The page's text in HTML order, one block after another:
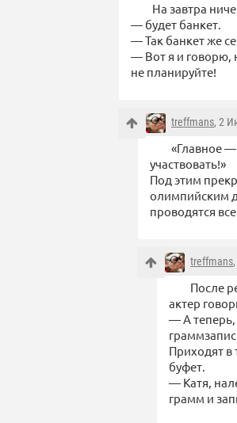
На завтра
— будет банкет.
— Так банкет же
— Вот я и говорю,
не планируйте!
treffmans, 2
«Главное
участвовать!»
Под этим
олимпийским
проводятся
treffmans
После
актер
— А теперь,
Приходят в
буфет.
— Катя,
грамм и